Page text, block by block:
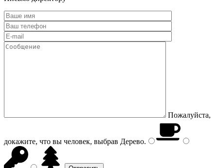
Пожалуйста,
докажите, что вы человек, выбрав Дерево.